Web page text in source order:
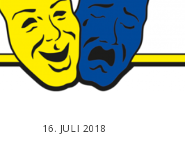
16. JULI 2018